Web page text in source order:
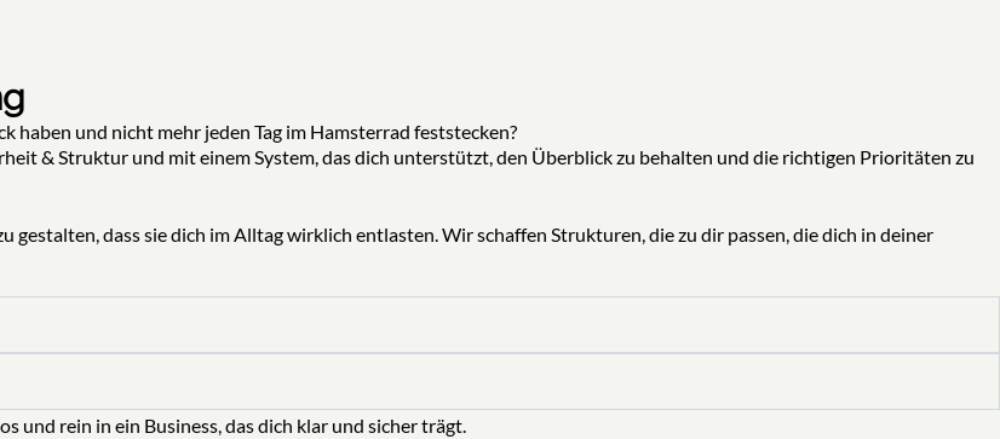
haben und nicht mehr jeden Tag im Hamsterrad feststecken?
& Struktur und mit einem System, das dich unterstützt, den Überblick zu behalten und die richtigen Prioritäten zu
gestalten, dass sie dich im Alltag wirklich entlasten. Wir schaffen Strukturen, die zu dir passen, die dich in deiner
und rein in ein Business, das dich klar und sicher trägt.